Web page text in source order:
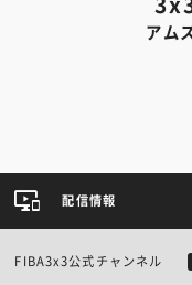
アム
配信情報
FIBA3x3公式チャンネル